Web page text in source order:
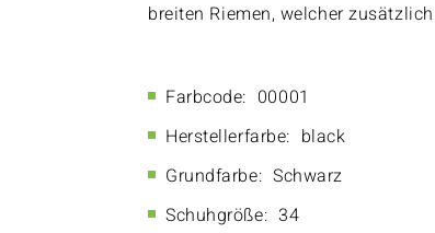
breiten Riemen, welcher
Farbcode: 00001
Herstellerfarbe: black
Grundfarbe: Schwarz
Schuhgröße: 34